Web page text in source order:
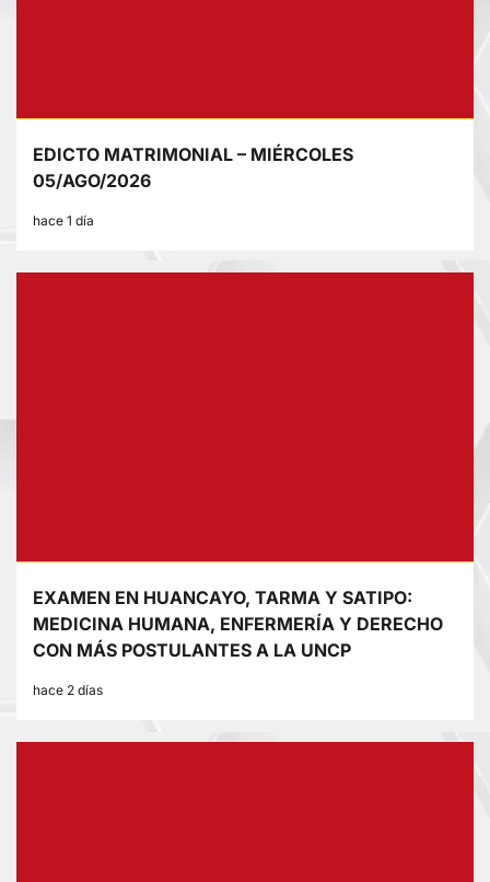
EDICTO MATRIMONIAL – MIÉRCOLES
05/AGO/2026
hace 1 día
EXAMEN EN HUANCAYO, TARMA Y SATIPO:
MEDICINA HUMANA, ENFERMERÍA Y DERECHO
CON MÁS POSTULANTES A LA UNCP
hace 2 días